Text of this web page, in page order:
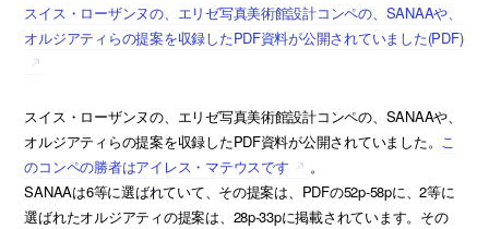
スイス・ローザンヌの、エリゼ写真美術館設計コンペの、SANAAや、
オルジアティらの提案を収録したPDF資料が公開されていました(PDF)
スイス・ローザンヌの、エリゼ写真美術館設計コンペの、SANAAや、
オルジアティらの提案を収録したPDF資料が公開されていました。 こ
のコンペの勝者はアイレス・マテウスです
。
SANAAは6等に選ばれていて、その提案は、PDFの52p-58pに、2等に
選ばれたオルジアティの提案は、28p-33pに掲載されています。その